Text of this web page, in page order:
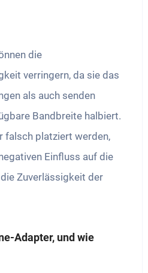
die
verringern, da sie das
als auch senden
Bandbreite halbiert.
falsch platziert werden,
Einfluss auf die
Zuverlässigkeit der
Adapter, und wie